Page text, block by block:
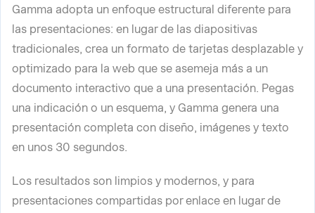
Gamma adopta un enfoque estructural diferente para
las presentaciones: en lugar de las diapositivas
tradicionales, crea un formato de tarjetas desplazable y
optimizado para la web que se asemeja más a un
documento interactivo que a una presentación. Pegas
una indicación o un esquema, y Gamma genera una
presentación completa con diseño, imágenes y texto
en unos 30 segundos.
Los resultados son limpios y modernos, y para
presentaciones compartidas por enlace en lugar de